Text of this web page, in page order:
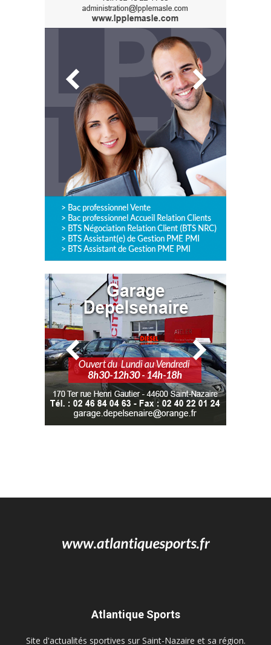
Atlantique Sports
Site d'actualités sportives sur Saint-Nazaire et sa région.